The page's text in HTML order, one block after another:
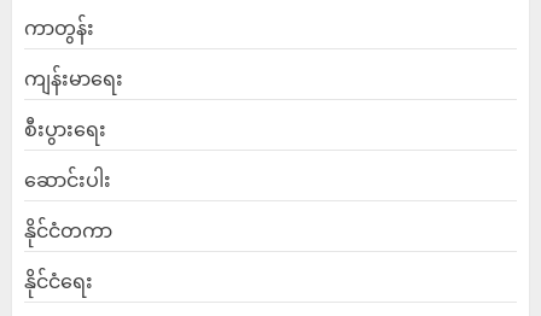
ကာတွန်း
ကျန်းမာရေး
စီးပွားရေး
ဆောင်းပါး
နိုင်ငံတကာ
နိုင်ငံရေး